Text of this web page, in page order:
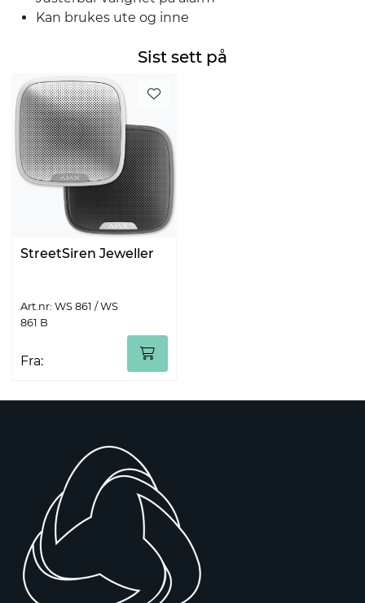
Kan brukes ute og inne
Sist sett på
StreetSiren Jeweller
Art.nr: WS 861 / WS
861 B
Fra: